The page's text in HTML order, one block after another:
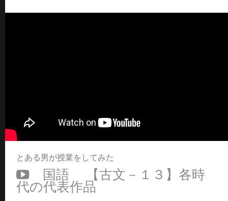
とある男が授業をしてみた
国語 【古文－１３】各時
代の代表作品